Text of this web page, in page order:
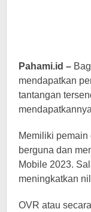
Pahami.id –
mendapatkan
tantangan
Memiliki pemain
berguna dan
Mobile 2023.
meningkatkan
OVR atau